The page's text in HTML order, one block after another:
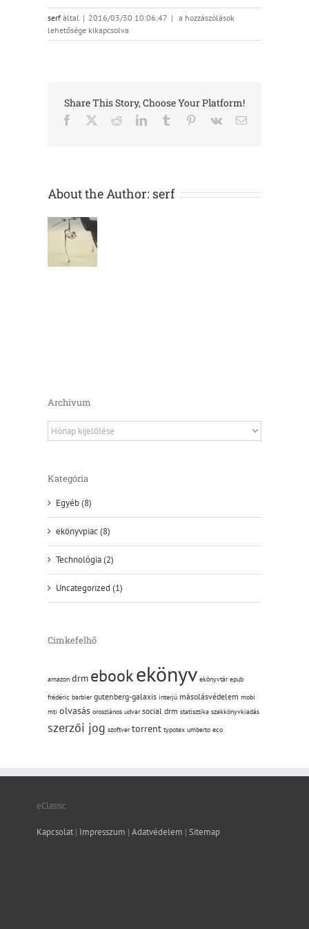
serfáltal | 2016/03/30 10:06:47 | UjPan_slider
a hozzászólások
lehetősége kikapcsolva
Share This Story, Choose Your Platform!
Facebook RedditLinkedInTumblr Pinterest
Vk Email:
About the Author: serf
Archivum
Archivum
Kategória
Egyéb (8)
ekönyvpiac (8)
Technológia (2)
Uncategorized (1)
Cimkefelhő
amazon drm ebookekönyv ekönyvtár epub
frédéric barbier gutenberg-galaxis interjú másolásvédelem mobi
mti olvasás oroszlános udvar social drm statisztika szakkönyvkiadás
szerzői jog szoftver torrent typotex umberto eco
eClassic
Kapcsolat| Impresszum | Adatvédelem | Sitemap